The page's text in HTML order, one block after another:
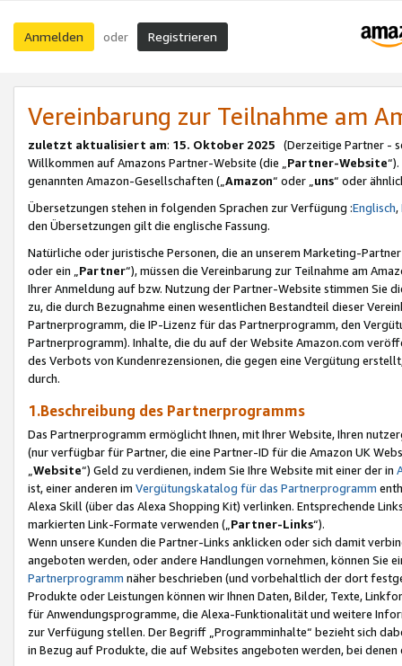
Anmelden oder Registrieren
Vereinbarung zur Teilnahme am
zuletzt aktualisiert am: 15. Oktober 2025 (Derzeitige Partner -
Willkommen auf Amazons Partner-Website (die „Partner-Website
genannten Amazon-Gesellschaften („Amazon“ oder „uns“ oder
Übersetzungen stehen in folgenden Sprachen zur Verfügung :Englisch,
den Übersetzungen gilt die englische Fassung.
Natürliche oder juristische Personen, die an unserem Marketing-
oder ein „Partner“), müssen die Vereinbarung zur Teilnahme am
Ihrer Anmeldung auf bzw. Nutzung der Partner-Website stimmen Sie
zu, die durch Bezugnahme einen wesentlichen Bestandteil dieser
Partnerprogramm, die IP-Lizenz für das Partnerprogramm, den
Partnerprogramm). Inhalte, die du auf der Website Amazon.com
des Verbots von Kundenrezensionen, die gegen eine Vergütung
durch.
1.Beschreibung des Partnerprogramms
Das Partnerprogramm ermöglicht Ihnen, mit Ihrer Website, Ihren
(nur verfügbar für Partner, die eine Partner-ID für die Amazon UK
Website“) Geld zu verdienen, indem Sie Ihre Website mit einer der in
ist, einer anderen im Vergütungskatalog für das Partnerprogramm
Alexa Skill (über das Alexa Shopping Kit) verlinken. Entsprechende
markierten Link-Formate verwenden („ Partner-Links“).
Wenn unsere Kunden die Partner-Links anklicken oder sich damit
angeboten werden, oder andere Handlungen vornehmen, können Sie
Partnerprogramm näher beschrieben (und vorbehaltlich der dort
Produkte oder Leistungen können wir Ihnen Daten, Bilder, Texte,
für Anwendungsprogramme, die Alexa-Funktionalität und weitere
zur Verfügung stellen. Der Begriff „Programminhalte“ bezieht sich
in Bezug auf Produkte, die auf Websites angeboten werden, bei